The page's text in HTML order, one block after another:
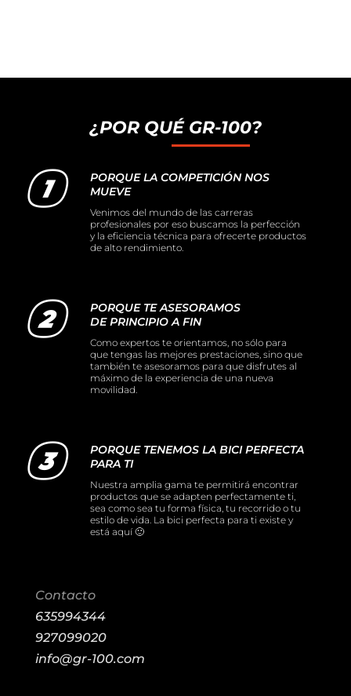
¿POR QUÉ GR-100?
PORQUE LA COMPETICIÓN NOS
MUEVE
Venimos del mundo de las carreras
profesionales por eso buscamos la perfección
y la eficiencia técnica para ofrecerte productos
de alto rendimiento.
PORQUE TE ASESORAMOS
DE PRINCIPIO A FIN
Como expertos te orientamos, no sólo para
que tengas las mejores prestaciones, sino que
también te asesoramos para que disfrutes al
máximo de la experiencia de una nueva
movilidad.
PORQUE TENEMOS LA BICI PERFECTA
PARA TI
Nuestra amplia gama te permitirá encontrar
productos que se adapten perfectamente ti,
sea como sea tu forma física, tu recorrido o tu
estilo de vida. La bici perfecta para ti existe y
está aquí 🙂
Contacto
635994344
927099020
info@gr-100.com